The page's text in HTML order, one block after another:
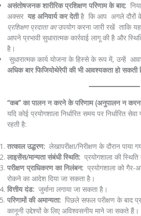
असंतोषजनक शारीरिक प्रशिक्षण परिणाम के बाद:
अक्सर यह अनिवार्य कर देतीहै कि आप अगले दौरों
प्रशिक्षण प्रदाता काउपयोग करना जारी रखें ताकि
आपने प्रभावी सुधारात्मक कार्रवाई लागू की है और
है।
सुधारात्मक कार्य योजना के हिस्से के रूप में, उन्हें
अधिक बार फिजियोथेरेपी की भी आवश्यकता हो सकती
“कब” का पालन न करने के परिणाम (अनुपालन न
यदि कोई प्रयोगशाला निर्धारित समय पर निर्धारित
रहती है:
तत्काल उद्धरण:लेखापरीक्षा/निरीक्षण के दौरान पाया
लाइसेंस/मान्यता संबंधी स्थिति:प्रयोगशाला की
परीक्षण प्राधिकरण का निलंबन:प्रयोगशाला को गैर-
रोकने का आदेश दिया जा सकता है।
वित्तीय दंड:जुर्माना लगाया जा सकता है।
परिणामों की अमान्यता:पिछले सफल परीक्षण के बाद
कानूनी उद्देश्यों के लिए अविश्वसनीय माने जा सकते हैं।